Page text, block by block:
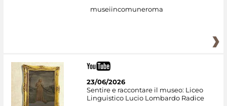
museiincomuneroma
23/06/2026
Sentire e raccontare il museo: Liceo
Linguistico Lucio Lombardo Radice